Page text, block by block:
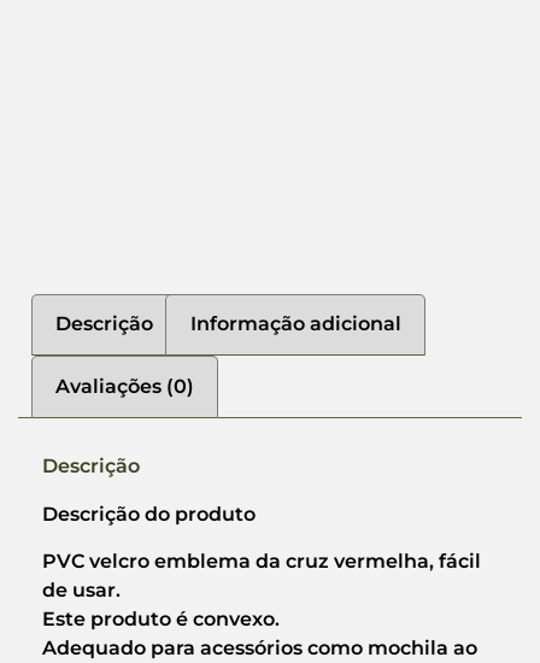
Descrição Informação adicional
Avaliações (0)
Descrição
Descrição do produto
PVC velcro emblema da cruz vermelha, fácil
de usar.
Este produto é convexo.
Adequado para acessórios como mochila ao